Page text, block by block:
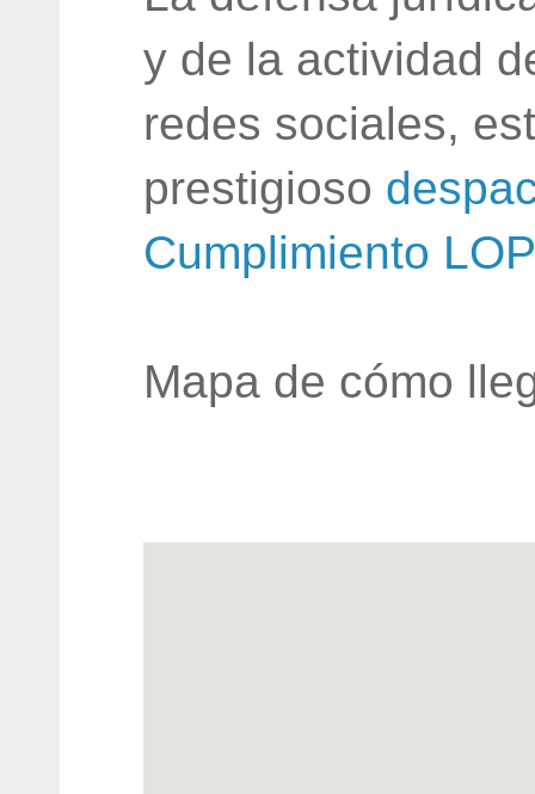
y de la actividad
redes sociales,
prestigioso
Cumplimiento
Mapa de cómo